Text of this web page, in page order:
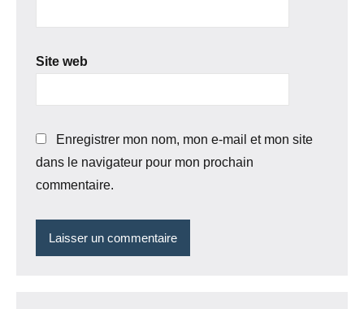
Site web
Enregistrer mon nom, mon e-mail et mon site
dans le navigateur pour mon prochain
commentaire.